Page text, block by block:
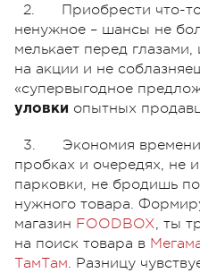
2. Приобрести что-
ненужное – шансы не
мелькает перед
на акции и не
«супервыгодное
уловки опытных
3. Экономия времени:
пробках и очередях, не
парковки, не бродишь
нужного товара.
магазин FOODBOX, ты
на поиск товара в
ТамТам. Разницу